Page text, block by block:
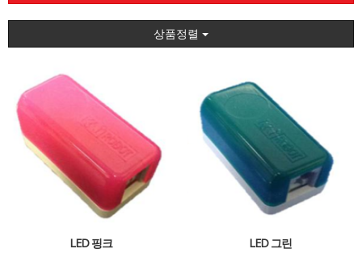
상품정렬
LED 핑크 LED 그린